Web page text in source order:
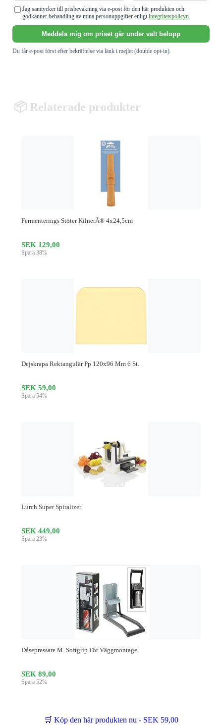
Jag samtycker till prisbevakning via e-post för den här produkten och
godkänner behandling av mina personuppgifter enligtintegritetspolicyn.
Meddela mig om priset går under valt belopp
Du får e-post först efter bekräftelse via länk i mejlet (double opt-in).
📦 Relaterade produkter
Fermenterings Stöter KilnerÂ® 4x24,5cm
SEK 129,00
Spara 38%
Dejskrapa Rektangulär Pp 120x96 Mm 6 St.
SEK 59,00
Spara 54%
Lurch Super Spiralizer
SEK 449,00
Spara 23%
Dåsepressare M. Softgrip För Väggmontage
SEK 89,00
Spara 52%
🛒 Köp den här produkten nu - SEK 59,00